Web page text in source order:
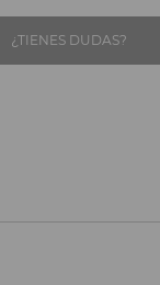
¿TIENES DUDAS?